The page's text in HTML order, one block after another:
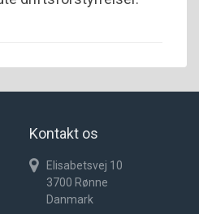
Kontakt os
Elisabetsvej 10
3700 Rønne
Danmark